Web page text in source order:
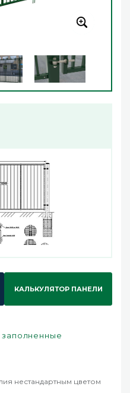
КАЛЬКУЛЯТОР ПАНЕЛИ
нестандартным цветом